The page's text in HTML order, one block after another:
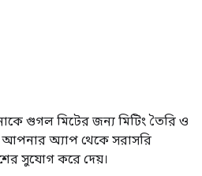
গুগল মিটের জন্য মিটিং তৈরি ও
অ্যাপ থেকে সরাসরি
সুযোগ করে দেয়।